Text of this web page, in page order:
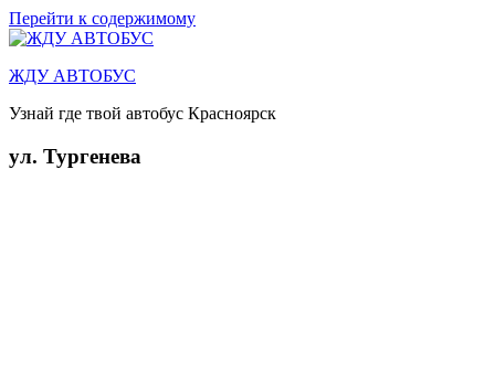
Перейти к содержимому
ЖДУ АВТОБУС
Узнай где твой автобус Красноярск
ул. Тургенева